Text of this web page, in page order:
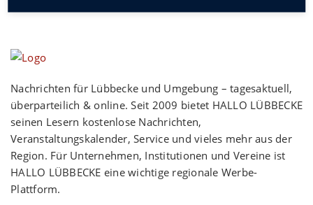
Nachrichten für Lübbecke und Umgebung – tagesaktuell,
überparteilich & online. Seit 2009 bietet HALLO LÜBBECKE
seinen Lesern kostenlose Nachrichten,
Veranstaltungskalender, Service und vieles mehr aus der
Region. Für Unternehmen, Institutionen und Vereine ist
HALLO LÜBBECKE eine wichtige regionale Werbe-
Plattform.